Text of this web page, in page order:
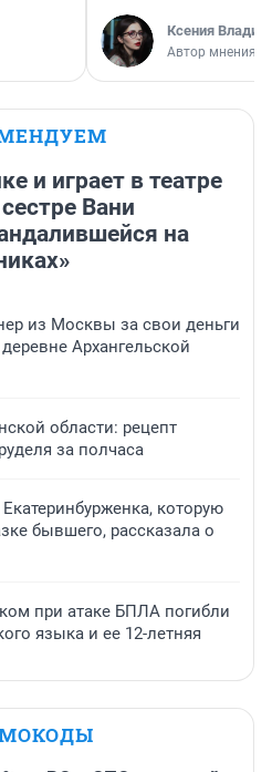
Ксения
Автор мнения
и играет в театре
Вани
на
из Москвы за свои деньги
Архангельской
области: рецепт
за полчаса
которую
бывшего, рассказала о
при атаке БПЛА погибли
языка и ее 12-летняя